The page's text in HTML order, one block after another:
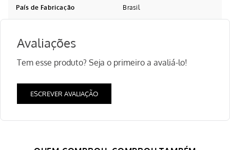
País de Fabricação Brasil
Avaliações
Tem esse produto? Seja o primeiro a avaliá-lo!
ESCREVER AVALIAÇÃO